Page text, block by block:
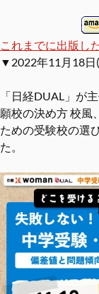
これまでに出版し
▼2022年11月18日
「日経DUAL」が
願校の決め方 校風
ための受験校の選
た。